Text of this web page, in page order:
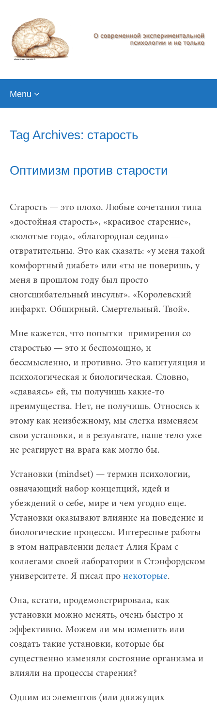
Menu
Tag Archives: старость
Оптимизм против старости
Старость — это плохо. Любые сочетания типа
«достойная старость», «красивое старение»,
«золотые года», «благородная седина» —
отвратительны. Это как сказать: «у меня такой
комфортный диабет» или «ты не поверишь, у
меня в прошлом году был просто
сногсшибательный инсульт». «Королевский
инфаркт. Обширный. Смертельный. Твой».
Мне кажется, что попытки примирения со
старостью — это и беспомощно, и
бессмысленно, и противно. Это капитуляция и
психологическая и биологическая. Словно,
«сдаваясь» ей, ты получишь какие-то
преимущества. Нет, не получишь. Относясь к
этому как неизбежному, мы слегка изменяем
свои установки, и в результате, наше тело уже
не реагирует на врага как могло бы.
Установки (mindset) — термин психологии,
означающий набор концепций, идей и
убеждений о себе, мире и чем угодно еще.
Установки оказывают влияние на поведение и
биологические процессы. Интересные работы
в этом направлении делает Алия Крам с
коллегами своей лаборатории в Стэнфордском
университете. Я писал про некоторые.
Она, кстати, продемонстрировала, как
установки можно менять, очень быстро и
эффективно. Можем ли мы изменить или
создать такие установки, которые бы
существенно изменяли состояние организма и
влияли на процессы старения?
Одним из элементов (или движущих